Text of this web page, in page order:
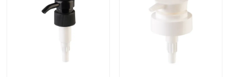
Wycieczka po fabryce